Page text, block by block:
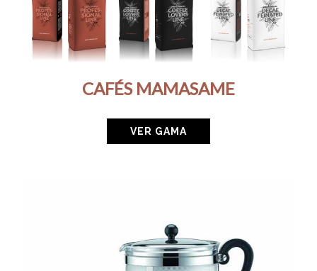
CAFÉS MAMASAME
VER GAMA